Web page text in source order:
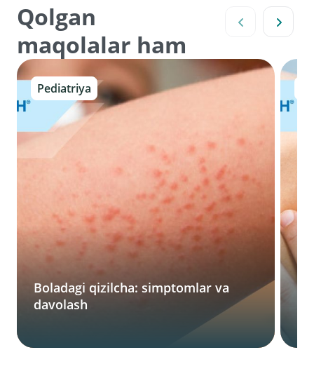
Qolgan
maqolalar ham
Pediatriya
Boladagi qizilcha: simptomlar va
davolash